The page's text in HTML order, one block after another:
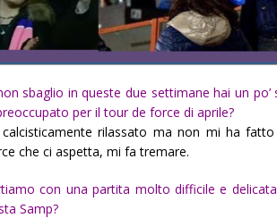
sbaglio in queste due settimane hai un po’
per il tour de force di aprile?
rilassato ma non mi ha fatto
che ci aspetta, mi fa tremare.
con una partita molto difficile e
Samp?